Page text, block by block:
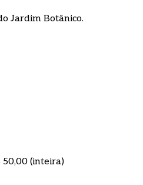
Jardim Botânico.
50,00 (inteira)